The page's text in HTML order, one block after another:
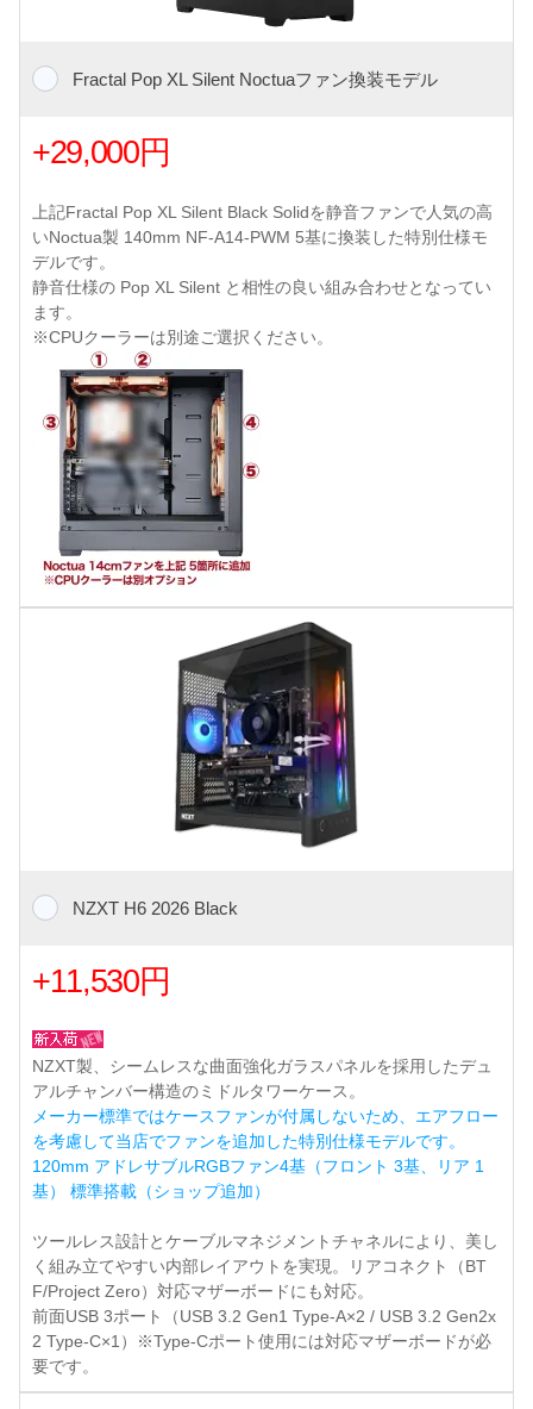
Fractal Pop XL Silent Noctuaファン換装モデル
+29,000円
上記Fractal Pop XL Silent Black Solidを静音ファンで人気の高
いNoctua製 140mm NF-A14-PWM 5基に換装した特別仕様モ
デルです。
静音仕様の Pop XL Silent と相性の良い組み合わせとなってい
ます。
※CPUクーラーは別途ご選択ください。
NZXT H6 2026 Black
+11,530円
NZXT製、シームレスな曲面強化ガラスパネルを採用したデュ
アルチャンバー構造のミドルタワーケース。
メーカー標準ではケースファンが付属しないため、エアフロー
を考慮して当店でファンを追加した特別仕様モデルです。
120mm アドレサブルRGBファン4基（フロント 3基、リア 1
基） 標準搭載（ショップ追加）
ツールレス設計とケーブルマネジメントチャネルにより、美し
く組み立てやすい内部レイアウトを実現。リアコネクト（BT
F/Project Zero）対応マザーボードにも対応。
前面USB 3ポート（USB 3.2 Gen1 Type-A×2 / USB 3.2 Gen2x
2 Type-C×1）※Type-Cポート使用には対応マザーボードが必
要です。